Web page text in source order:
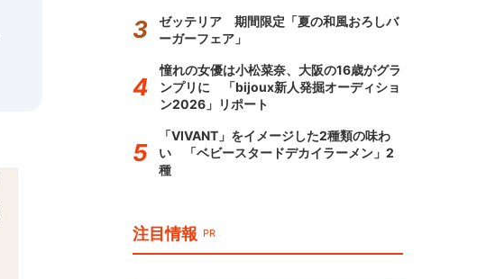
ゼッテリア 期間限定「夏の和風おろしバ
ーガーフェア」
憧れの女優は小松菜奈、大阪の16歳がグラ
ンプリに 「bijoux新人発掘オーディショ
ン2026」リポート
「VIVANT」をイメージした2種類の味わ
い 「ベビースタードデカイラーメン」2
種
注目情報 PR